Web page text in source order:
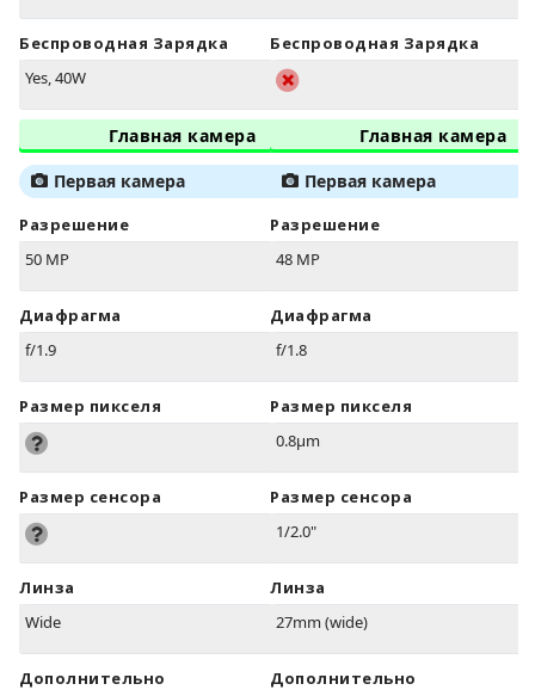
Беспроводная Зарядка
Yes, 40W
Главная камера
Первая камера
Разрешение
50 MP
Диафрагма
f/1.9
Размер пикселя
Размер сенсора
Линза
Wide
Дополнительно
Беспроводная Зарядка
Главная камера
Первая камера
Разрешение
48 MP
Диафрагма
f/1.8
Размер пикселя
0.8µm
Размер сенсора
1/2.0"
Линза
27mm (wide)
Дополнительно